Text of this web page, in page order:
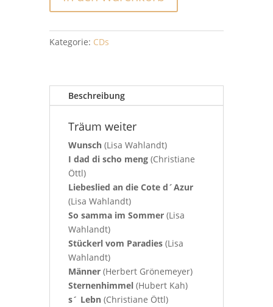
Träum
Menge
Kategorie: CDs
Beschreibung
Träum weiter
Wunsch (Lisa Wahlandt)
I dad di scho meng (Christiane
Öttl)
Liebeslied an die Cote d´Azur
(Lisa Wahlandt)
So samma im Sommer (Lisa
Wahlandt)
Stückerl vom Paradies (Lisa
Wahlandt)
Männer (Herbert Grönemeyer)
Sternenhimmel (Hubert Kah)
s´ Lebn (Christiane Öttl)